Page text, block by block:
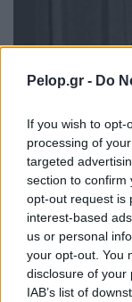
Pelop.gr - Do
If you wish to
processing of
targeted
section to confirm
opt-out request is
interest-based
us or personal
your opt-out. You
disclosure of your
IAB’s list of